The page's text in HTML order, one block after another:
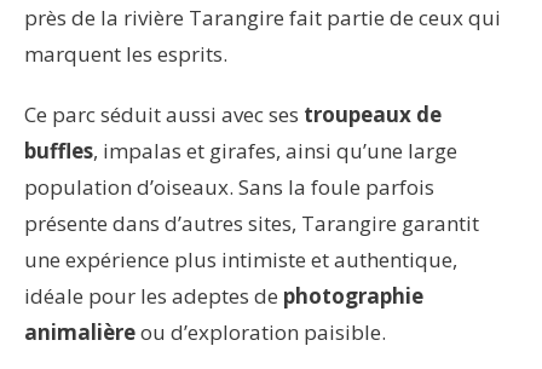
près de la rivière Tarangire fait partie de ceux qui
marquent les esprits.
Ce parc séduit aussi avec ses troupeaux de
buffles, impalas et girafes, ainsi qu’une large
population d’oiseaux. Sans la foule parfois
présente dans d’autres sites, Tarangire garantit
une expérience plus intimiste et authentique,
idéale pour les adeptes de photographie
animalièreou d’exploration paisible.